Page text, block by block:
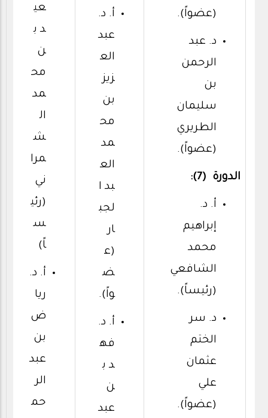
(عضواً).
د. عبد
الرحمن
بن
سليمان
الطريري
(عضواً).
الدورة (7):
أ. د.
إبراهيم
محمد
الشافعي
(رئيساً).
د. سر
الختم
عثمان
علي
(عضواً).
أ. د.
عبد
الع
زيز
بن
مح
مد
الع
بد ا
لجب
ار
(ع
ض
واً).
أ. د.
فه
د ب
ن
عبد
عي
د ب
ن
مح
مد
ال
ش
مرا
ني
(رئي
س
اً)
أ. د.
ريا
ض
بن
عبد
الر
حم